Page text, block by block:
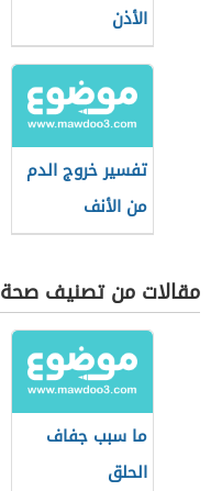
الأذن
تفسير خروج الدم
من الأنف
مقالات من تصنيف صحة
ما سبب جفاف
الحلق